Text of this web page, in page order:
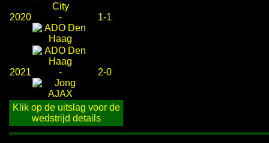
2020 - 1-1
2021 - 2-0
Klik op de uitslag voor de
wedstrijd details